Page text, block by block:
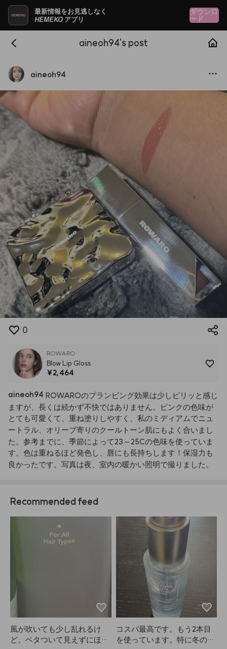
最新情報をお見逃しなく
HEMEKO アプリ
ダウンロ
ード
aineoh94's post
aineoh94
0
ROWARO
Blow Lip Gloss
¥2,464
aineoh94 ROWAROのプランピング効果は少しピリッと感じ
ますが、長くは続かず不快ではありません。ピンクの色味が
とても可愛くて、重ね塗りしやすく、私のミディアムでニュ
ートラル、オリーブ寄りのクールトーン肌にもよく合いまし
た。参考までに、季節によって23～25Cの色味を使っていま
す。色は重ねるほど発色し、唇にも長持ちします！保湿力も
良かったです。写真は夜、室内の暖かい照明で撮りました。
Recommended feed
風が吹いても少し乱れるけ
ど、ベタついて見えずにほど
コスパ最高です。もう2本目
を使っています。特に冬の乾